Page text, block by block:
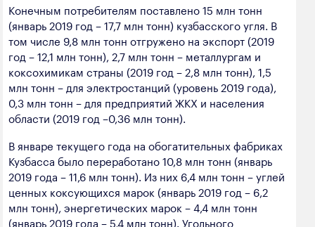
Конечным потребителям поставлено 15 млн тонн
(январь 2019 год – 17,7 млн тонн) кузбасского угля. В
том числе 9,8 млн тонн отгружено на экспорт (2019
год – 12,1 млн тонн), 2,7 млн тонн – металлургам и
коксохимикам страны (2019 год – 2,8 млн тонн), 1,5
млн тонн – для электростанций (уровень 2019 года),
0,3 млн тонн – для предприятий ЖКХ и населения
области (2019 год –0,36 млн тонн).
В январе текущего года на обогатительных фабриках
Кузбасса было переработано 10,8 млн тонн (январь
2019 года – 11,6 млн тонн). Из них 6,4 млн тонн – углей
ценных коксующихся марок (январь 2019 год – 6,2
млн тонн), энергетических марок – 4,4 млн тонн
(январь 2019 года – 5,4 млн тонн). Угольного